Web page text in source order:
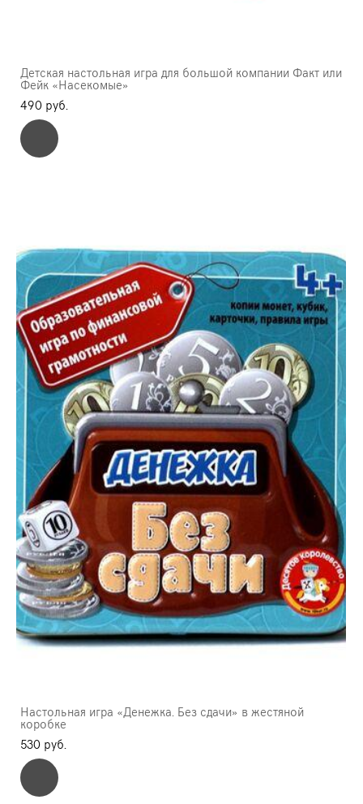
Детская настольная игра для большой компании Факт или
Фейк «Насекомые»
490 pуб.
Настольная игра «Денежка. Без сдачи» в жестяной
коробке
530 pуб.